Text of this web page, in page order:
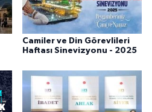
Camiler ve Din Görevlileri
Haftası Sinevizyonu - 2025